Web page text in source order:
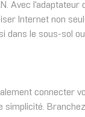
Avec
Internet non
dans le sous-sol
connecter
simplicité.